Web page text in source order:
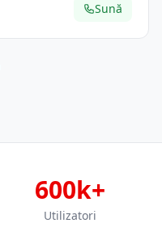
Sună
600k+
Utilizatori